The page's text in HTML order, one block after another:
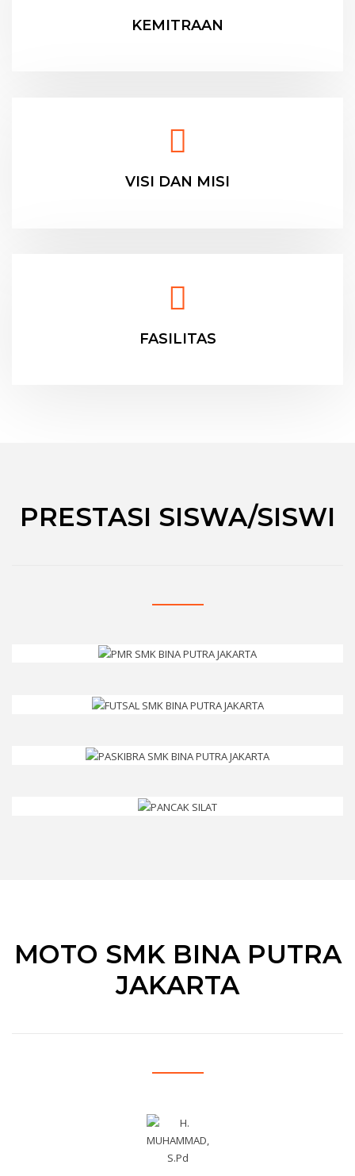
KEMITRAAN
VISI DAN MISI
FASILITAS
PRESTASI SISWA/SISWI
MOTO SMK BINA PUTRA
JAKARTA